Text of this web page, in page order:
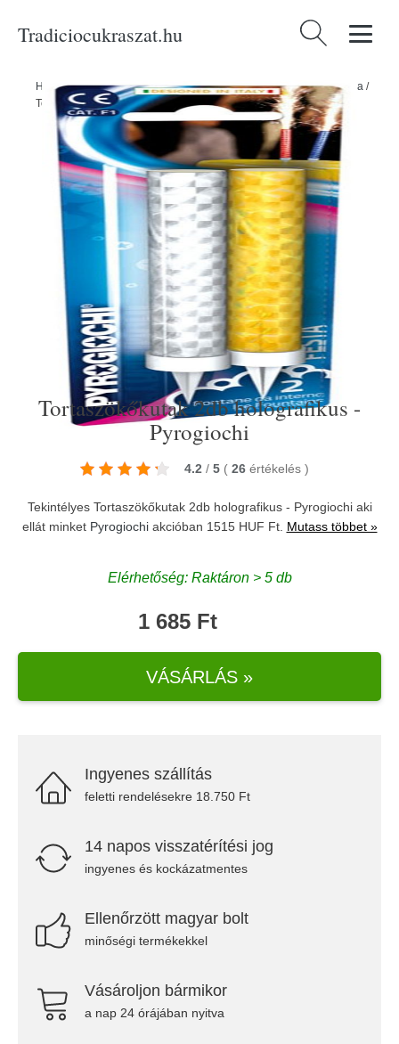
Tradiciocukraszat.hu Keresés:
Home/Produkty/Ünnepségek és partik/Szórakoztató pirotechnika /
Tortaszökőkutak 2db holografikus - Pyrogiochi
Tortaszökőkutak 2db holografikus -
Pyrogiochi
4.2 / 5 ( 26 értékelés )
Tekintélyes Tortaszökőkutak 2db holografikus - Pyrogiochi aki
ellát minket Pyrogiochiakcióban 1515 HUF Ft. Mutass többet »
Elérhetőség: Raktáron > 5 db
1 685 Ft
VÁSÁRLÁS »
Ingyenes szállítás
feletti rendelésekre 18.750 Ft
14 napos visszatérítési jog
ingyenes és kockázatmentes
Ellenőrzött magyar bolt
minőségi termékekkel
Vásároljon bármikor
a nap 24 órájában nyitva